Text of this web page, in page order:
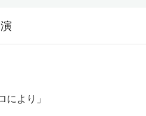
により」